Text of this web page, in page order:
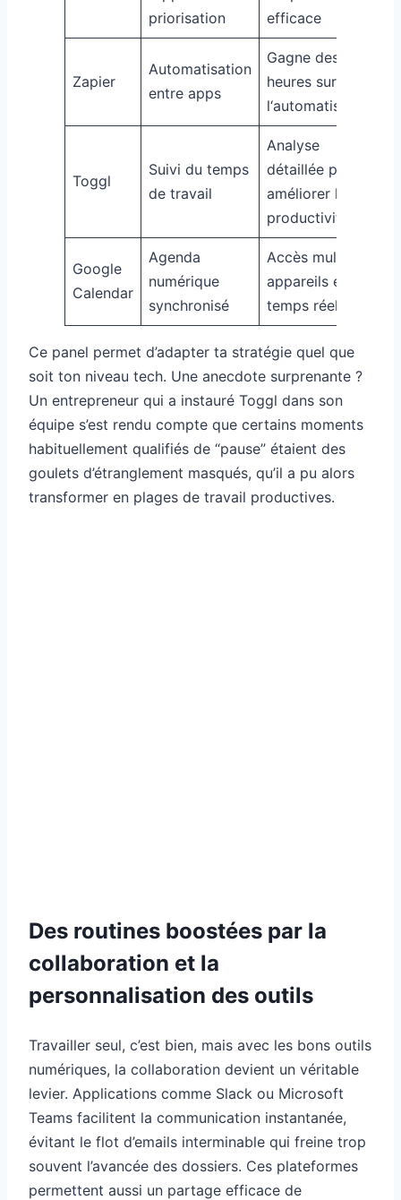
priorisation
efficace
Zapier
Automatisation
entre apps
Gagne des
heures sur
l‘automatisation
Toggl
Suivi du temps
de travail
Analyse
détaillée pour
améliorer la
productivité
Google
Calendar
Agenda
numérique
synchronisé
Accès multi-
appareils en
temps réel
Ce panel permet d’adapter ta stratégie quel que
soit ton niveau tech. Une anecdote surprenante ?
Un entrepreneur qui a instauré Toggl dans son
équipe s’est rendu compte que certains moments
habituellement qualifiés de “pause” étaient des
goulets d’étranglement masqués, qu’il a pu alors
transformer en plages de travail productives.
Des routines boostées par la
collaboration et la
personnalisation des outils
Travailler seul, c’est bien, mais avec les bons outils
numériques, la collaboration devient un véritable
levier. Applications comme Slack ou Microsoft
Teams facilitent la communication instantanée,
évitant le flot d’emails interminable qui freine trop
souvent l’avancée des dossiers. Ces plateformes
permettent aussi un partage efficace de